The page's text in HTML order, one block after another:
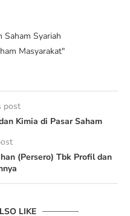
Saham Syariah
Masyarakat"
post
Kimia di Pasar Saham
(Persero) Tbk Profil dan
LIKE